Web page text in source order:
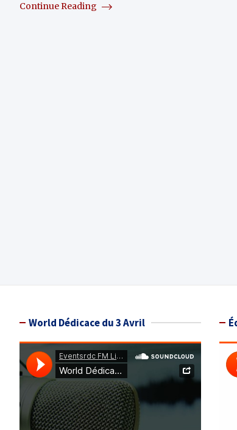
Continue Reading
World Dédicace du 3 Avril